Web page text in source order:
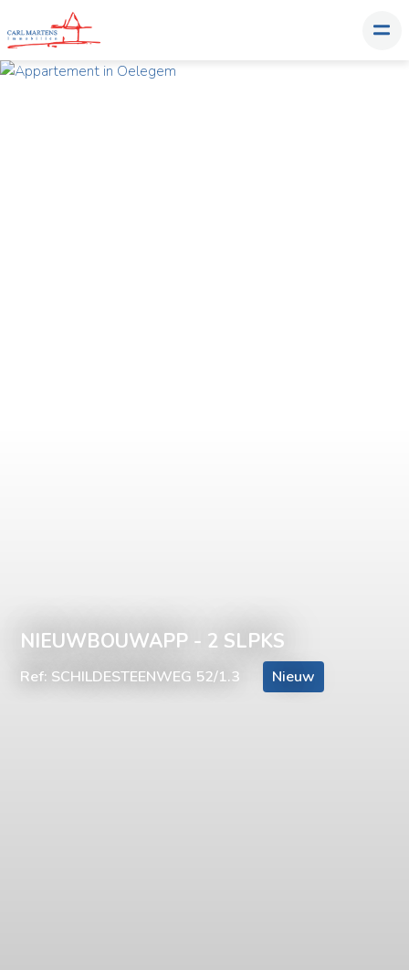
NIEUWBOUWAPP - 2 SLPKS
Ref: SCHILDESTEENWEG 52/1.3 Nieuw